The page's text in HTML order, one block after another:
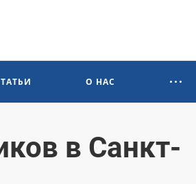
О НАС
в Санкт-